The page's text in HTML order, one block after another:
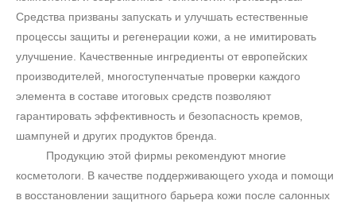
Средства призваны запускать и улучшать естественные
процессы защиты и регенерации кожи, а не имитировать
улучшение. Качественные ингредиенты от европейских
производителей, многоступенчатые проверки каждого
элемента в составе итоговых средств позволяют
гарантировать эффективность и безопасность кремов,
шампуней и других продуктов бренда.
Продукцию этой фирмы рекомендуют многие
косметологи. В качестве поддерживающего ухода и помощи
в восстановлении защитного барьера кожи после салонных